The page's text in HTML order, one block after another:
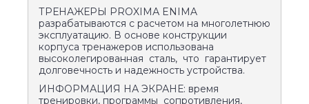
ТРЕНАЖЕРЫ PROXIMА ENIMA
разрабатываются с расчетом на многолетнюю
эксплуатацию. В основе конструкции
корпуса тренажеров использована
высоколегированная сталь, что гарантирует
долговечность и надежность устройства.
ИНФОРМАЦИЯ НА ЭКРАНЕ: время
тренировки, программы сопротивления,